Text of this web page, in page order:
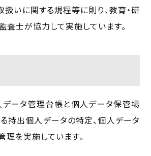
いに関する規程等に則り、教育・研
士が協力して実施しています。
ータ管理台帳と個人データ保管場
持出個人データの特定、個人データ
を実施しています。